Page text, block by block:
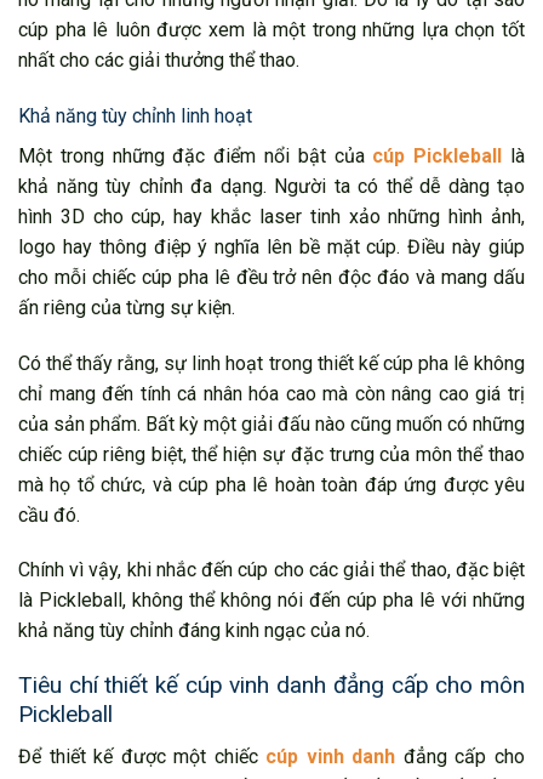
cúp pha lê luôn được xem là một trong những lựa chọn tốt
nhất cho các giải thưởng thể thao.
Khả năng tùy chỉnh linh hoạt
Một trong những đặc điểm nổi bật của cúp Pickleball là
khả năng tùy chỉnh đa dạng. Người ta có thể dễ dàng tạo
hình 3D cho cúp, hay khắc laser tinh xảo những hình ảnh,
logo hay thông điệp ý nghĩa lên bề mặt cúp. Điều này giúp
cho mỗi chiếc cúp pha lê đều trở nên độc đáo và mang dấu
ấn riêng của từng sự kiện.
Có thể thấy rằng, sự linh hoạt trong thiết kế cúp pha lê không
chỉ mang đến tính cá nhân hóa cao mà còn nâng cao giá trị
của sản phẩm. Bất kỳ một giải đấu nào cũng muốn có những
chiếc cúp riêng biệt, thể hiện sự đặc trưng của môn thể thao
mà họ tổ chức, và cúp pha lê hoàn toàn đáp ứng được yêu
cầu đó.
Chính vì vậy, khi nhắc đến cúp cho các giải thể thao, đặc biệt
là Pickleball, không thể không nói đến cúp pha lê với những
khả năng tùy chỉnh đáng kinh ngạc của nó.
Tiêu chí thiết kế cúp vinh danh đẳng cấp cho môn
Pickleball
Để thiết kế được một chiếc cúp vinh danh đẳng cấp cho